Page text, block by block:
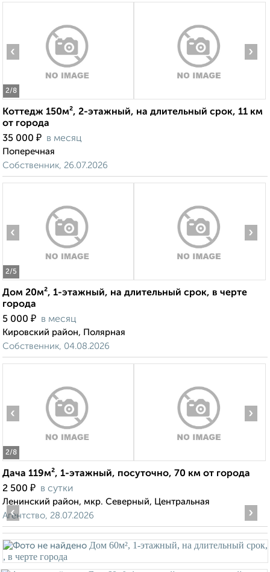
2/8
‹ ›
Коттедж 150м², 2-этажный, на длительный срок, 11 км
от города
35 000 ₽ в месяц
Поперечная
Собственник, 26.07.2026
2/5
‹ ›
Дом 20м², 1-этажный, на длительный срок, в черте
города
5 000 ₽ в месяц
Кировский район, Полярная
Собственник, 04.08.2026
2/8
‹ ›
Дача 119м², 1-этажный, посуточно, 70 км от города
2 500 ₽ в сутки
Ленинский район, мкр. Северный, Центральная
Агентство, 28.07.2026
‹ ›